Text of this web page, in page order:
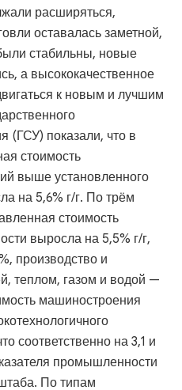
расширяться,
оставалась заметной,
стабильны, новые
а высококачественное
к новым и лучшим
(ГСУ) показали, что в
стоимость
выше установленного
на 5,6% г/г. По трём
стоимость
выросла на 5,5% г/г,
производство и
теплом, газом и водой —
машиностроения
соответственно на 3,1 и
промышленности
По типам